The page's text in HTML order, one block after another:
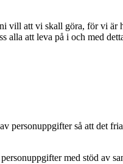
vill att vi skall göra, för vi
alla att leva på i och med
personuppgifter så att det
med stöd av